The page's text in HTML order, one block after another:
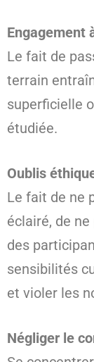
Engagement
Le fait de
terrain
superficielle
étudiée.
Oublis
Le fait de ne
éclairé, de
des
sensibilités
et violer les
Négliger le